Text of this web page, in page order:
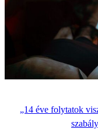
„14 éve folytatok